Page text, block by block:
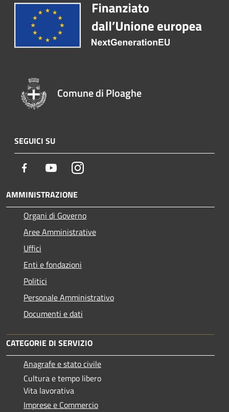
Comune di Ploaghe
SEGUICI SU
Facebook YoutubeInstagram
AMMINISTRAZIONE
Organi di Governo
Aree Amministrative
Uffici
Enti e fondazioni
Politici
Personale Amministrativo
Documenti e dati
CATEGORIE DI SERVIZIO
Anagrafe e stato civile
Cultura e tempo libero
Vita lavorativa
Imprese e Commercio